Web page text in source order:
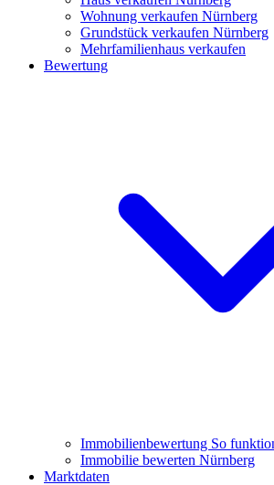
Wohnung verkaufen Nürnberg
Grundstück verkaufen Nürnberg
Mehrfamilienhaus verkaufen
Bewertung
Immobilienbewertung So
Immobilie bewerten Nürnberg
Marktdaten